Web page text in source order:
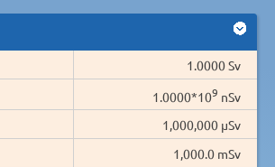
1.0000 Sv
1.0000*109 nSv
1,000,000 µSv
1,000.0 mSv